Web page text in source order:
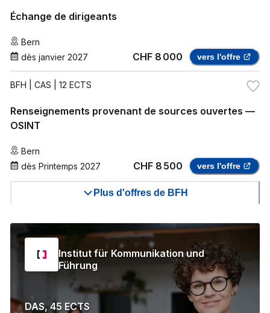
Échange de dirigeants
Bern
dès janvier 2027 CHF 8 000 vers l'offre
BFH | CAS | 12 ECTS
Renseignements provenant de sources ouvertes —
OSINT
Bern
dès Printemps 2027 CHF 8 500 vers l'offre
Plus d'offres de BFH
Institut für Kommunikation und
Führung
DAS, 45 ECTS